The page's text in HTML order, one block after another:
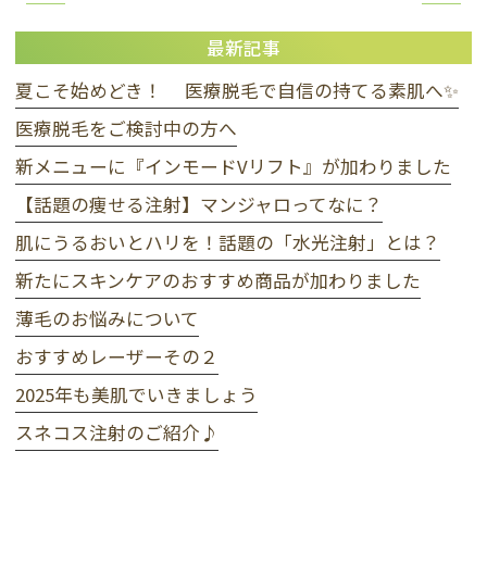
最新記事
夏こそ始めどき！ 医療脱毛で自信の持てる素肌へ✨
医療脱毛をご検討中の方へ
新メニューに『インモードVリフト』が加わりました
【話題の痩せる注射】マンジャロってなに？
肌にうるおいとハリを！話題の「水光注射」とは？
新たにスキンケアのおすすめ商品が加わりました
薄毛のお悩みについて
おすすめレーザーその２
2025年も美肌でいきましょう
スネコス注射のご紹介♪